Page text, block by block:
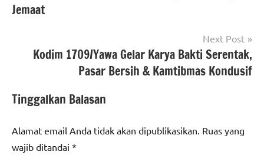
Jemaat
Next Post
Kodim 1709/Yawa Gelar Karya Bakti Serentak,
Pasar Bersih & Kamtibmas Kondusif
Tinggalkan Balasan
Alamat email Anda tidak akan dipublikasikan. Ruas yang
wajib ditandai *